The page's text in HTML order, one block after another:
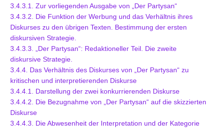
3.4.3.1. Zur vorliegenden Ausgabe von „Der Partysan“
3.4.3.2. Die Funktion der Werbung und das Verhältnis ihres
Diskurses zu den übrigen Texten. Bestimmung der ersten
diskursiven Strategie.
3.4.3.3. „Der Partysan“: Redaktioneller Teil. Die zweite
diskursive Strategie.
3.4.4. Das Verhältnis des Diskurses von „Der Partysan“ zu
kritischen und interpretierenden Diskurse
3.4.4.1. Darstellung der zwei konkurrierenden Diskurse
3.4.4.2. Die Bezugnahme von „Der Partysan“ auf die skizzierten
Diskurse
3.4.4.3. Die Abwesenheit der Interpretation und der Kategorie